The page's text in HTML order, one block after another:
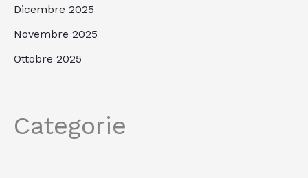
Dicembre 2025
Novembre 2025
Ottobre 2025
Categorie